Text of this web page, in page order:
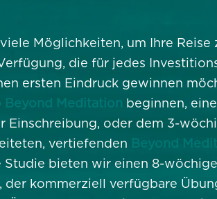
Möglichkeiten, um Ihre Reise
die für jedes
ersten Eindruck gewinnen
Beyond Meditation beginnen,
Einschreibung, oder dem 3-
vertiefenden Beyond
Studie bieten wir einen 8-
der kommerziell verfügbare